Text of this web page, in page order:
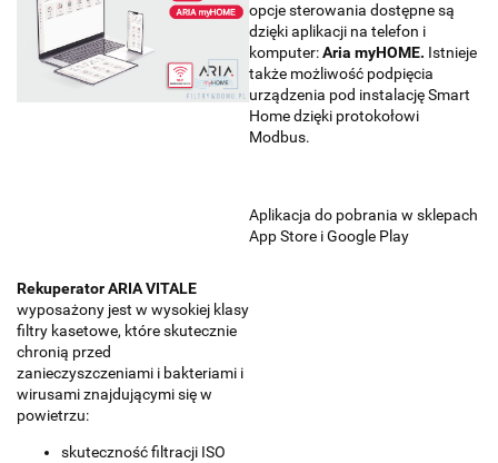
opcje sterowania dostępne są
dziękiaplikacji na telefon i
komputer:Aria myHOME. Istnieje
także możliwość podpięcia
urządzenia pod instalację Smart
Home dzięki protokołowi
Modbus.
Aplikacja do pobrania w sklepach
App Store i Google Play
Rekuperator ARIA VITALE
wyposażony jest w wysokiej klasy
filtry kasetowe, które skutecznie
chronią przed
zanieczyszczeniami i bakteriami i
wirusami znajdującymi się w
powietrzu:
skuteczność filtracji ISO